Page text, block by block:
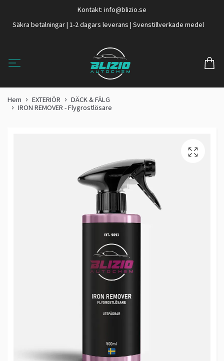
Kontakt: info@blizio.se
Säkra betalningar | 1-2 dagars leverans | Svenstillverkade medel
Hem EXTERIÖR
DÄCK & FÄLG
IRON REMOVER - Flygrostlösare